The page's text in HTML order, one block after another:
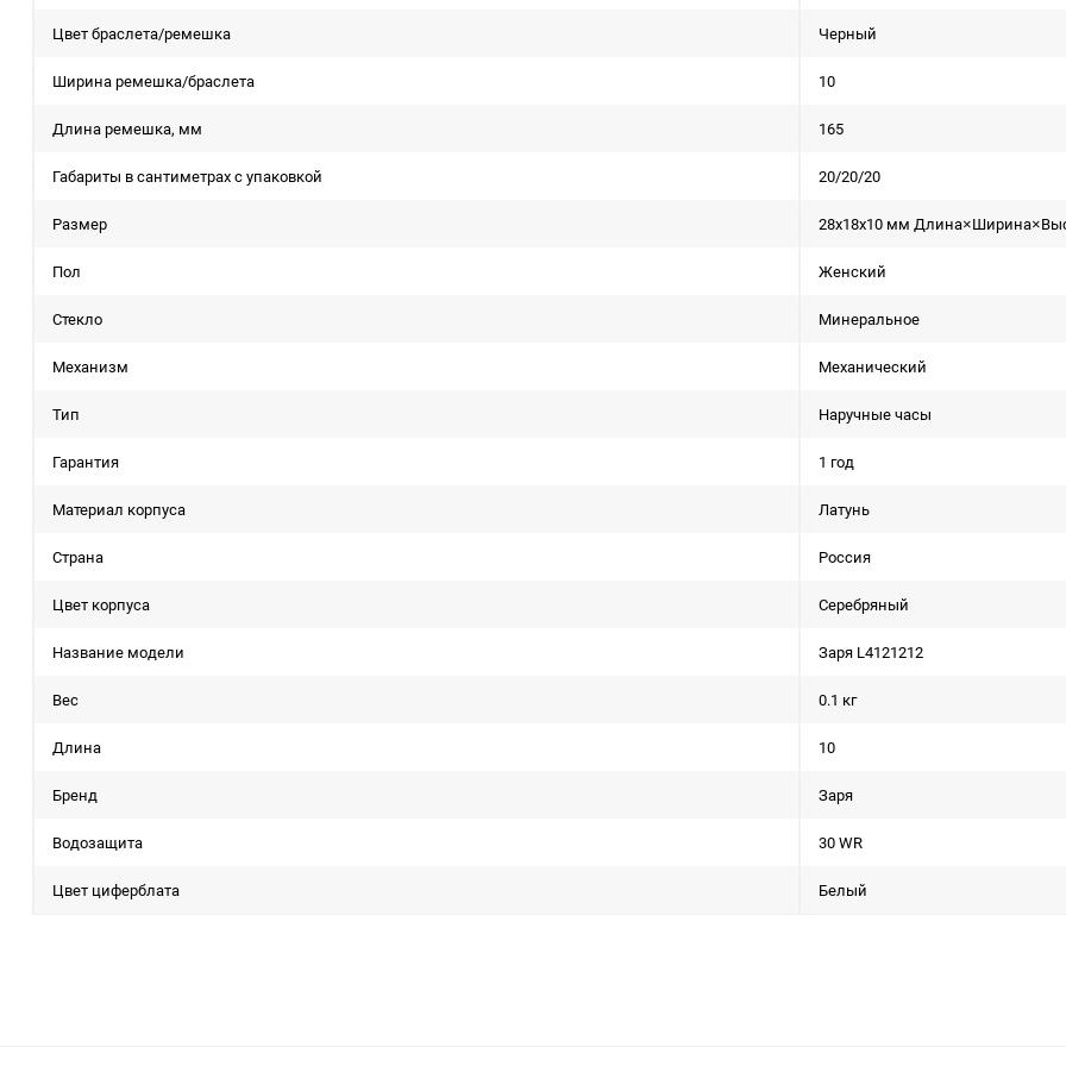
Цвет браслета/ремешка Черный
Ширина ремешка/браслета 10
Длина ремешка, мм 165
Габариты в сантиметрах с упаковкой 20/20/20
Размер 28x18x10 мм
Пол Женский
Стекло Минеральное
Механизм Механический
Тип Наручные часы
Гарантия 1 год
Материал корпуса Латунь
Страна Россия
Цвет корпуса Серебряный
Название модели Заря L4121212
Вес 0.1 кг
Длина 10
Бренд Заря
Водозащита 30 WR
Цвет циферблата Белый